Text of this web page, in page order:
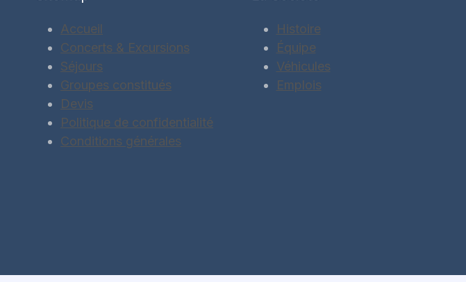
Accueil
Concerts & Excursions
Séjours
Groupes constitués
Devis
Politique de confidentialité
Conditions générales
Histoire
Équipe
Véhicules
Emplois